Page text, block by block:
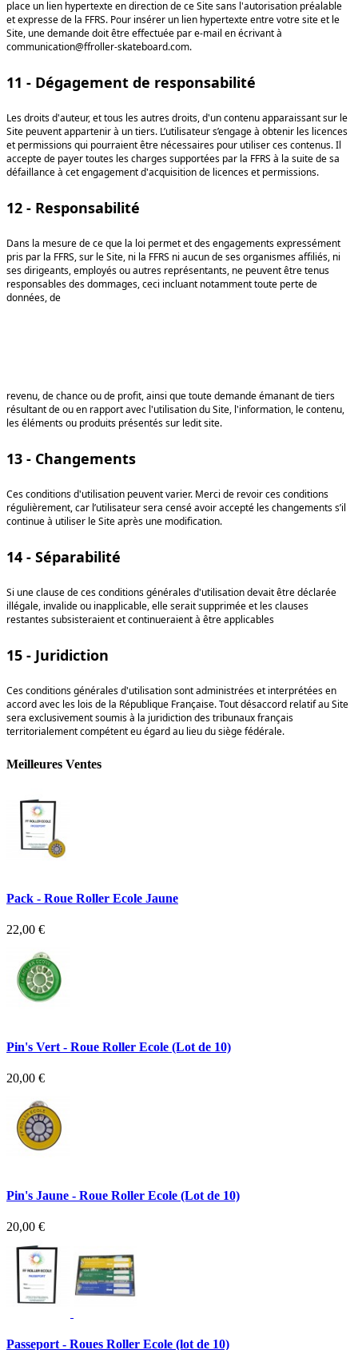
place un lien hypertexte en direction de ce Site sans l'autorisation préalable
et expresse de la FFRS. Pour insérer un lien hypertexte entre votre site et le
Site, une demande doit être effectuée par e-mail en écrivant à
communication@ffroller-skateboard.com.
11 - Dégagement de responsabilité
Les droits d'auteur, et tous les autres droits, d'un contenu apparaissant sur le
Site peuvent appartenir à un tiers. L’utilisateur s’engage à obtenir les licences
et permissions qui pourraient être nécessaires pour utiliser ces contenus. Il
accepte de payer toutes les charges supportées par la FFRS à la suite de sa
défaillance à cet engagement d'acquisition de licences et permissions.
12 - Responsabilité
Dans la mesure de ce que la loi permet et des engagements expressément
pris par la FFRS, sur le Site, ni la FFRS ni aucun de ses organismes affiliés, ni
ses dirigeants, employés ou autres représentants, ne peuvent être tenus
responsables des dommages, ceci incluant notamment toute perte de
données, de
revenu, de chance ou de profit, ainsi que toute demande émanant de tiers
résultant de ou en rapport avec l'utilisation du Site, l'information, le contenu,
les éléments ou produits présentés sur ledit site.
13 - Changements
Ces conditions d'utilisation peuvent varier. Merci de revoir ces conditions
régulièrement, car l’utilisateur sera censé avoir accepté les changements s’il
continue à utiliser le Site après une modification.
14 - Séparabilité
Si une clause de ces conditions générales d'utilisation devait être déclarée
illégale, invalide ou inapplicable, elle serait supprimée et les clauses
restantes subsisteraient et continueraient à être applicables
15 - Juridiction
Ces conditions générales d'utilisation sont administrées et interprétées en
accord avec les lois de la République Française. Tout désaccord relatif au Site
sera exclusivement soumis à la juridiction des tribunaux français
territorialement compétent eu égard au lieu du siège fédérale.
Meilleures Ventes
Pack - Roue Roller Ecole Jaune
22,00 €
Pin's Vert - Roue Roller Ecole (Lot de 10)
20,00 €
Pin's Jaune - Roue Roller Ecole (Lot de 10)
20,00 €
Passeport - Roues Roller Ecole (lot de 10)